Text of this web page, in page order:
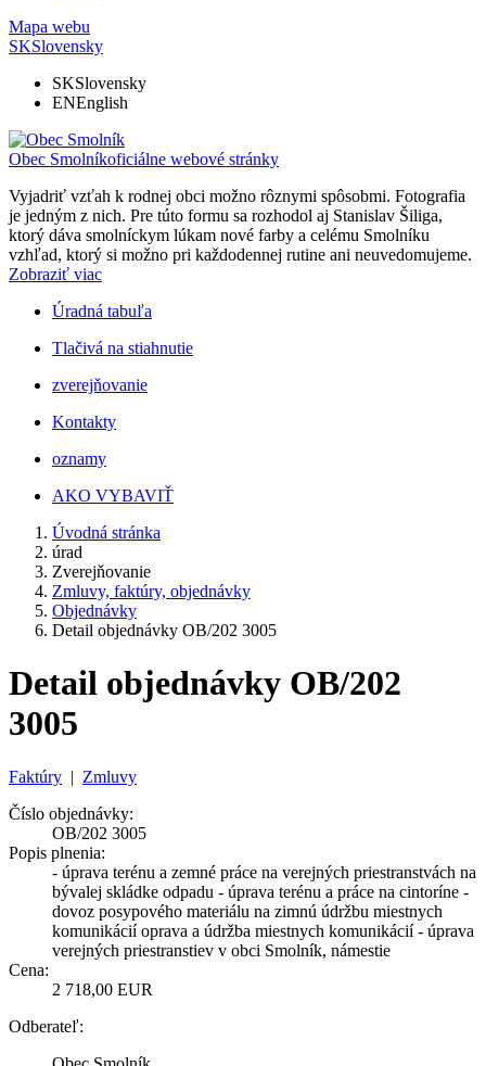
Mapa webu
SKSlovensky
SKSlovensky
ENEnglish
Obec Smolníkoficiálne webové stránky
Vyjadriť vzťah k rodnej obci možno rôznymi spôsobmi. Fotografia
je jedným z nich. Pre túto formu sa rozhodol aj Stanislav Šiliga,
ktorý dáva smolníckym lúkam nové farby a celému Smolníku
vzhľad, ktorý si možno pri každodennej rutine ani neuvedomujeme.
Zobraziť viac
Úradná tabuľa
Tlačivá na stiahnutie
zverejňovanie
Kontakty
oznamy
AKO VYBAVIŤ
Úvodná stránka
úrad
Zverejňovanie
Zmluvy, faktúry, objednávky
Objednávky
Detail objednávky OB/202 3005
Detail objednávky OB/202
3005
Faktúry | Zmluvy
Číslo objednávky:
OB/202 3005
Popis plnenia:
- úprava terénu a zemné práce na verejných priestranstvách na
bývalej skládke odpadu - úprava terénu a práce na cintoríne -
dovoz posypového materiálu na zimnú údržbu miestnych
komunikácií oprava a údržba miestnych komunikácií - úprava
verejných priestranstiev v obci Smolník, námestie
Cena:
2 718,00 EUR
Odberateľ: